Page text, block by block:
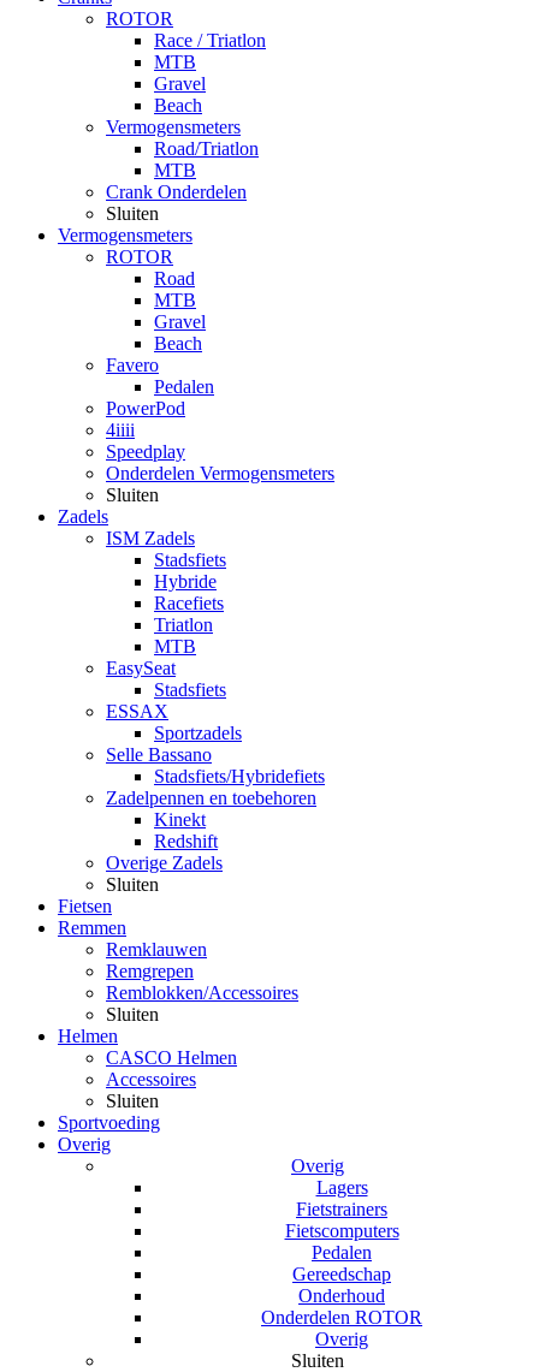
ROTOR
Race / Triatlon
MTB
Gravel
Beach
Vermogensmeters
Road/Triatlon
MTB
Crank Onderdelen
Sluiten
Vermogensmeters
ROTOR
Road
MTB
Gravel
Beach
Favero
Pedalen
PowerPod
4iiii
Speedplay
Onderdelen Vermogensmeters
Sluiten
Zadels
ISM Zadels
Stadsfiets
Hybride
Racefiets
Triatlon
MTB
EasySeat
Stadsfiets
ESSAX
Sportzadels
Selle Bassano
Stadsfiets/Hybridefiets
Zadelpennen en toebehoren
Kinekt
Redshift
Overige Zadels
Sluiten
Fietsen
Remmen
Remklauwen
Remgrepen
Remblokken/Accessoires
Sluiten
Helmen
CASCO Helmen
Accessoires
Sluiten
Sportvoeding
Overig
Overig
Lagers
Fietstrainers
Fietscomputers
Pedalen
Gereedschap
Onderhoud
Onderdelen ROTOR
Overig
Sluiten